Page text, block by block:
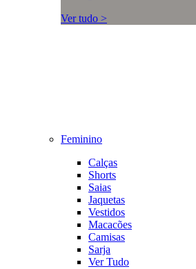
Ver tudo >
Feminino
Calças
Shorts
Saias
Jaquetas
Vestidos
Macacões
Camisas
Sarja
Ver Tudo